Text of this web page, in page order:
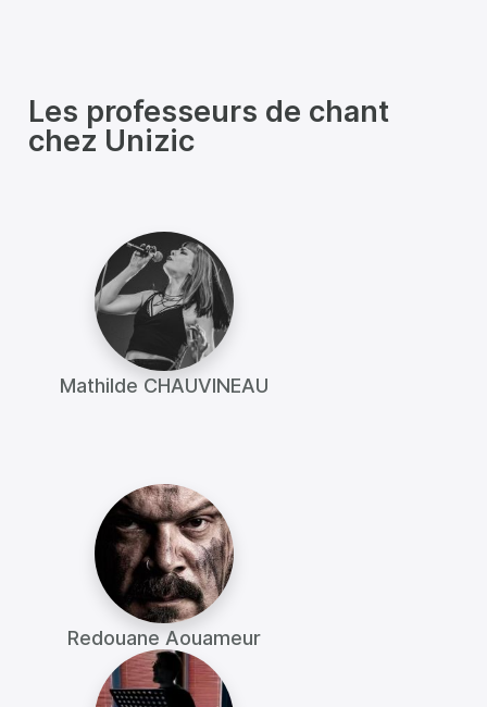
Les professeurs de chant
chez Unizic
Mathilde CHAUVINEAU
Redouane Aouameur